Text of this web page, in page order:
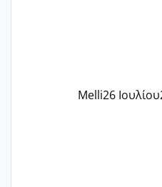
Εγώ πήγα σε
Melli26 Ιουλίου